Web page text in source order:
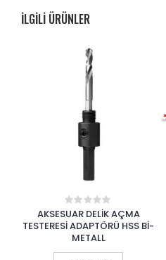
ILGILI ÜRÜNLER
HSS Bİ-
0
out
of
5
AKSESUAR TESTERE
S1156XHM 2608653100
SEPETE EKLE